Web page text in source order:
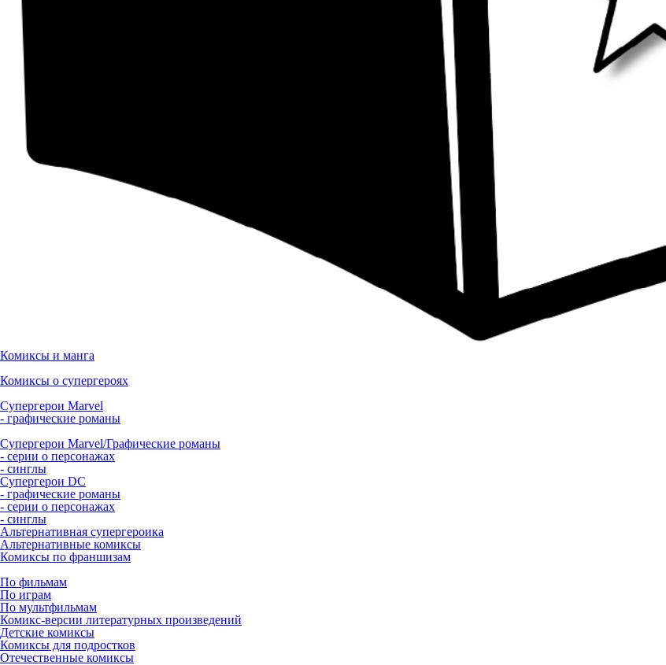
Комиксы и манга
Комиксы о супергероях
Супергерои Marvel
- графические романы
Супергерои Marvel/Графические романы
- серии о персонажах
- синглы
Супергерои DC
- графические романы
- серии о персонажах
- синглы
Альтернативная супергероика
Альтернативные комиксы
Комиксы по франшизам
По фильмам
По играм
По мультфильмам
Комикс-версии литературных произведений
Детские комиксы
Комиксы для подростков
Отечественные комиксы